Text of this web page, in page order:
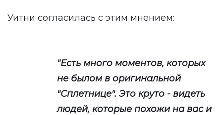
Уитни согласилась с этим мнением:
"Есть много моментов, которых
не былом в оригинальной
"Сплетнице". Это круто - видеть
людей, которые похожи на вас и